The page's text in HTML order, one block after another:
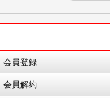
会員登録
会員解約